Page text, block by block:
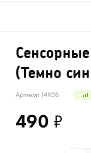
(Темно
Артикул 14958
490 ₽